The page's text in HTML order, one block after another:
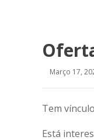
Março 17,
Tem
Está